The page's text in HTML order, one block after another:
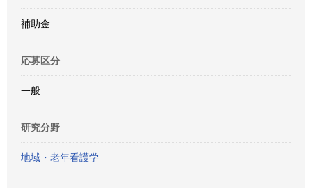
補助金
応募区分
一般
研究分野
地域・老年看護学